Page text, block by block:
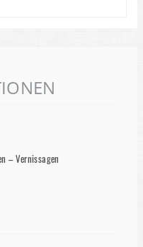
– Vernissagen